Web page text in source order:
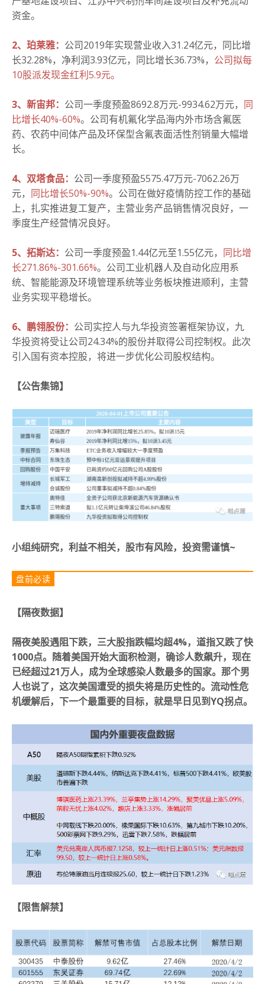
资金。
2、珀莱雅： 公司2019年实现营业收入31.24亿元，同比增
长32.28%，净利润3.93亿元，同比增长36.73%， 公司拟每
10股派发现金红利5.9元。
3、新宙邦： 公司一季度预盈8692.8万元-9934.62万元， 同
比增长40%-60%。公司有机氟化学品海内外市场含氟医
药、农药中间体产品及环保型含氟表面活性剂销量大幅增
长。
4、双塔食品： 公司一季度预盈5575.47万元-7062.26万
元， 同比增长50%-90%。公司在做好疫情防控工作的基础
上，扎实推进复工复产，主营业务产品销售情况良好，一
季度生产经营情况良好。
5、拓斯达： 公司一季度预盈1.44亿元至1.55亿元， 同比增
长271.86%-301.66%。公司工业机器人及自动化应用系
统、智能能源及环境管理系统等业务板块推进顺利，主营
业务实现平稳增长。
6、鹏翎股份： 公司实控人与九华投资签署框架协议，九
华投资将受让公司24.34%的股份并取得公司控制权。此次
引入国有资本控股，将进一步优化公司股权结构。
【公告集锦】
小组纯研究，利益不相关，股市有风险，投资需谨慎~
盘前必读
【隔夜数据】
隔夜美股遇阻下跌，三大股指跌幅均超4%，道指又跌了快
1000点。随着美国开始大面积检测，确诊人数飙升，现在
已经超过21万人，成为全球感染人数最多的国家。那个男
人也说了，这次美国遭受的损失将是历史性的。流动性危
机缓解后，下一个最重要的目标，就是早日见到YQ拐点。
【限售解禁】